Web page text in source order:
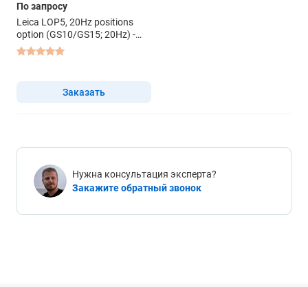
По запросу
Leica LOP5, 20Hz positions
option (GS10/GS15; 20Hz) -
право на использование ПО
Заказать
Нужна консультация эксперта?
Закажите обратный звонок